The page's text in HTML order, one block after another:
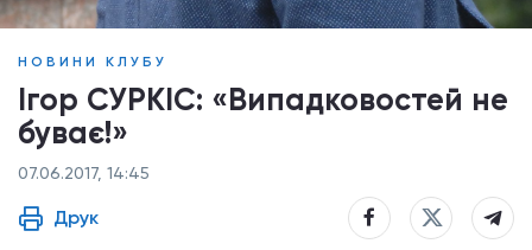
НОВИНИ КЛУБУ
Ігор СУРКІС: «Випадковостей не
буває!»
07.06.2017, 14:45
Друк